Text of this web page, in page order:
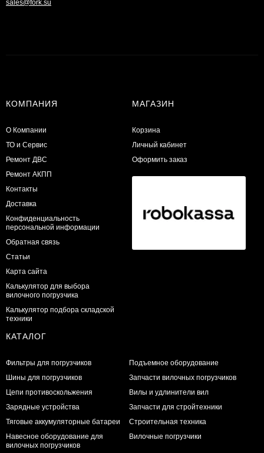
sales@fork.su
КОМПАНИЯ
О Компании
ТО и Сервис
​Ремонт ДВС
Ремонт АКПП
Контакты
Доставка
Конфиденциальность
персональной информации
Обратная связь
Статьи
Карта сайта
Калькулятор для выбора
вилочного погрузчика
Калькулятор подбора складской
техники
МАГАЗИН
Корзина
Личный кабинет
Оформить заказ
КАТАЛОГ
Фильтры для погрузчиков
Шины для погрузчиков
Цепи противоскольжения
Зарядные устройства
Тяговые аккумуляторные батареи
Навесное оборудование для
вилочных погрузчиков
Подъемное оборудование
Запчасти вилочных погрузчиков
Вилы и удлинители вил
Запчасти для стройтехники
Строительная техника
Вилочные погрузчики